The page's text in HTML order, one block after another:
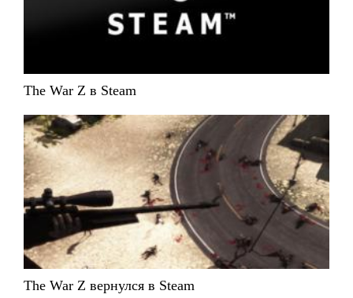
The War Z в Steam
The War Z вернулся в Steam